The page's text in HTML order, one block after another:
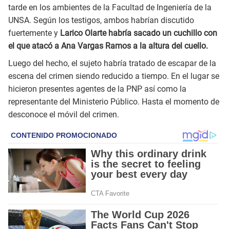
tarde en los ambientes de la Facultad de Ingeniería de la
UNSA. Según los testigos, ambos habrían discutido
fuertemente y Larico Olarte habría sacado un cuchillo con
el que atacó a Ana Vargas Ramos a la altura del cuello.
Luego del hecho, el sujeto habría tratado de escapar de la
escena del crimen siendo reducido a tiempo. En el lugar se
hicieron presentes agentes de la PNP así como la
representante del Ministerio Público. Hasta el momento de
desconoce el móvil del crimen.